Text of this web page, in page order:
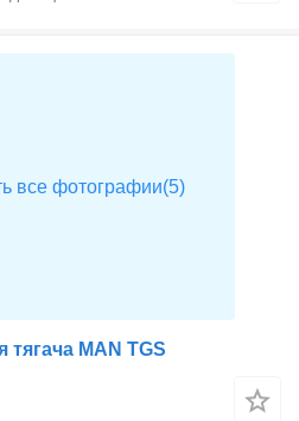
тягача MAN TGS